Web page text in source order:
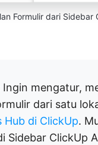
Formulir dari Sidebar
Ingin mengatur,
dari satu
Hub di ClickUp.
Sidebar ClickUp